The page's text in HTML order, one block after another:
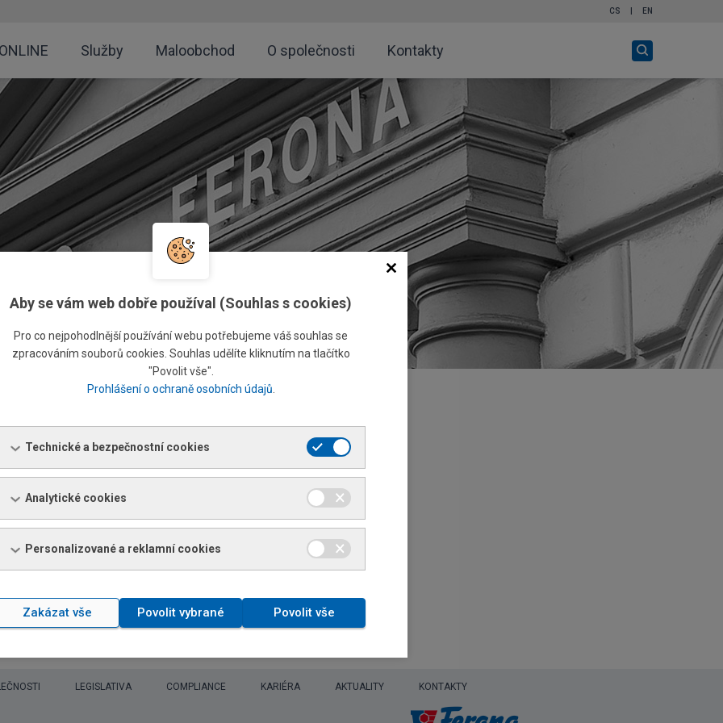
CS EN
Služby Maloobchod O společnosti Kontakty
vyhledávání
dočasně pozastavena
katalogu pozastaveny.
LEGISLATIVA COMPLIANCE KARIÉRA AKTUALITY KONTAKTY
Aby se vám web dobře používal (Souhlas s cookies)
Pro co nejpohodlnější používání webu potřebujeme váš souhlas se
zpracováním souborů cookies. Souhlas udělíte kliknutím na tlačítko
"Povolit vše".
Prohlášení o ochraně osobních údajů
Technické a bezpečnostní cookies
Analytické cookies
Personalizované a reklamní cookies
Povolit vše
Zakázat vše Povolit vybrané